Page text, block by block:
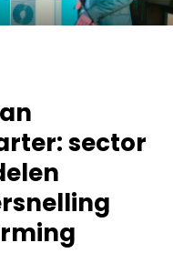
sector